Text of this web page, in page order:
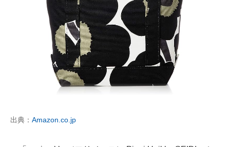
出典： Amazon.co.jp